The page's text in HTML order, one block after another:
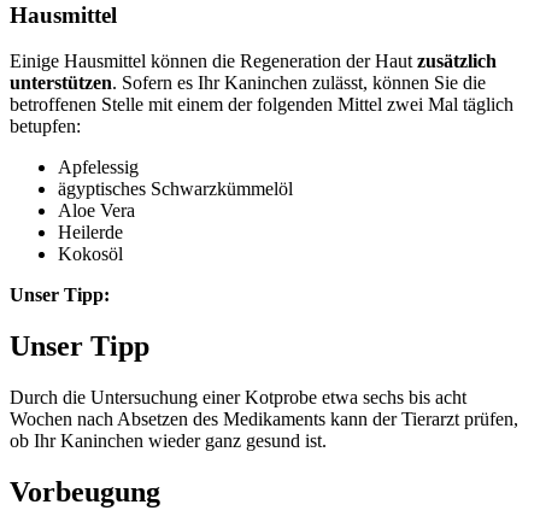
Hausmittel
Einige Hausmittel können die Regeneration der Haut zusätzlich
unterstützen. Sofern es Ihr Kaninchen zulässt, können Sie die
betroffenen Stelle mit einem der folgenden Mittel zwei Mal täglich
betupfen:
Apfelessig
ägyptisches Schwarzkümmelöl
Aloe Vera
Heilerde
Kokosöl
Unser Tipp:
Unser Tipp
Durch die Untersuchung einer Kotprobe etwa sechs bis acht
Wochen nach Absetzen des Medikaments kann der Tierarzt prüfen,
ob Ihr Kaninchen wieder ganz gesund ist.
Vorbeugung